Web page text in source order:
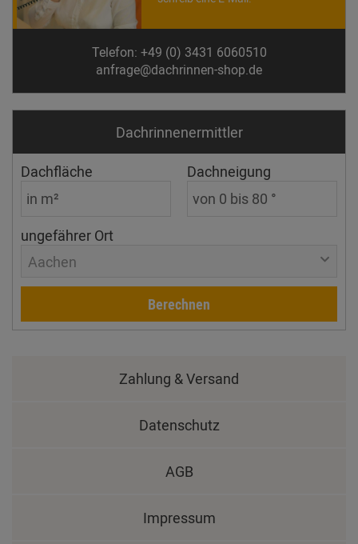
Telefon: +49 (0) 3431 6060510
anfrage@dachrinnen-shop.de
Dachrinnen­ermittler
Dachfläche Dachneigung
ungefährer Ort
Aachen
Berechnen
Zahlung & Versand
Datenschutz
AGB
Impressum